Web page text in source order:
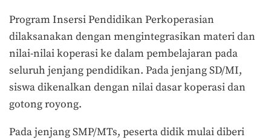
Program Insersi Pendidikan Perkoperasian
dilaksanakan dengan mengintegrasikan materi dan
nilai-nilai koperasi ke dalam pembelajaran pada
seluruh jenjang pendidikan. Pada jenjang SD/MI,
siswa dikenalkan dengan nilai dasar koperasi dan
gotong royong.
Pada jenjang SMP/MTs, peserta didik mulai diberi